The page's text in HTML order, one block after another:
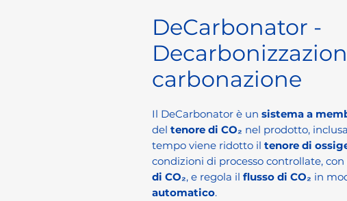
DeCarbonator -
carbonazione
Il DeCarbonator è un sistema a
del tenore di CO₂ nel prodotto,
tempo viene ridotto il tenore di
condizioni di processo controllate,
di CO₂, e regola il flusso di CO₂ in
automatico.